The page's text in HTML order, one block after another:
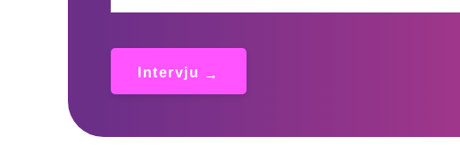
Intervju